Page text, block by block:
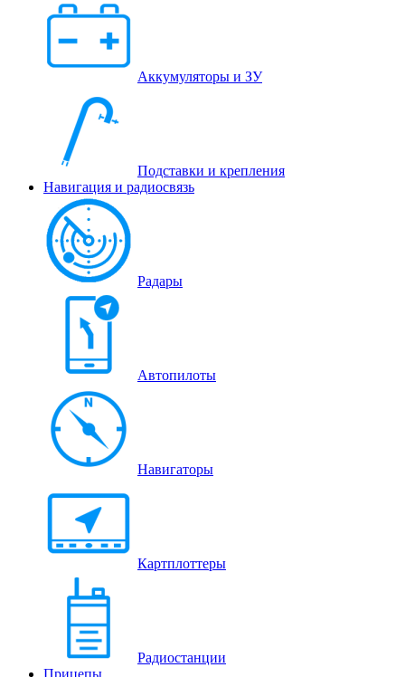
Аккумуляторы и ЗУ
Подставки и крепления
Навигация и радиосвязь
Радары
Автопилоты
Навигаторы
Картплоттеры
Радиостанции
Прицепы